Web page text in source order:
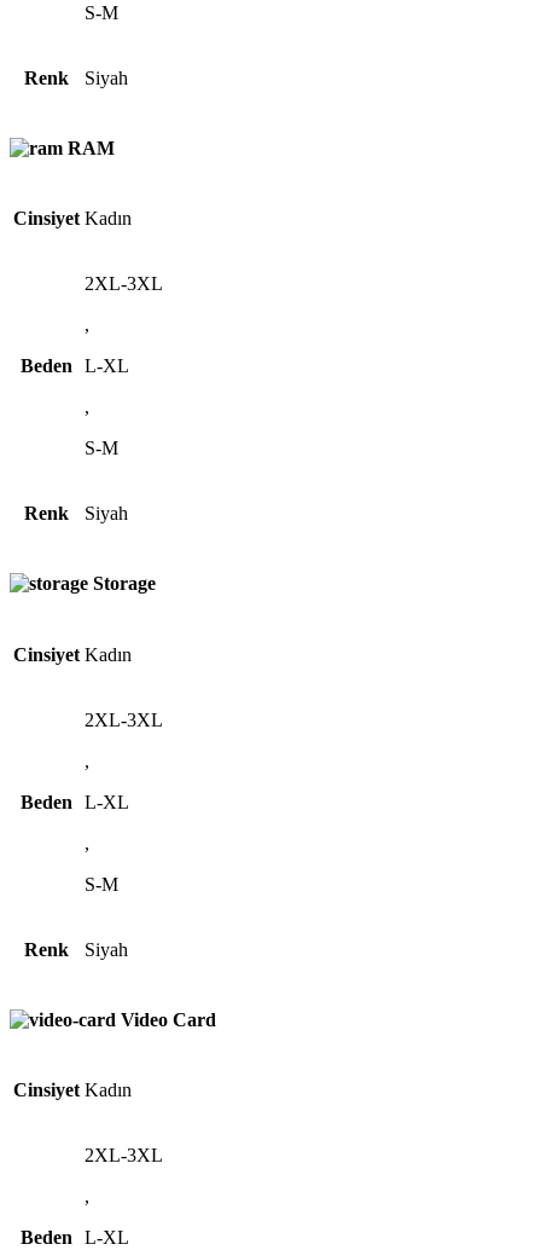
S-M
Renk Siyah
RAM
Cinsiyet Kadın
Beden
2XL-3XL
,
L-XL
,
S-M
Renk Siyah
Storage
Cinsiyet Kadın
Beden
2XL-3XL
,
L-XL
,
S-M
Renk Siyah
Video Card
Cinsiyet Kadın
Beden
2XL-3XL
,
L-XL